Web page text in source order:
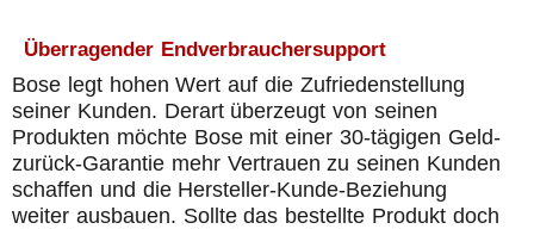
Überragender Endverbrauchersupport
Bose legt hohen Wert auf die Zufriedenstellung
seiner Kunden. Derart überzeugt von seinen
Produkten möchte Bose mit einer 30-tägigen Geld-
zurück-Garantie mehr Vertrauen zu seinen Kunden
schaffen und die Hersteller-Kunde-Beziehung
weiter ausbauen. Sollte das bestellte Produkt doch